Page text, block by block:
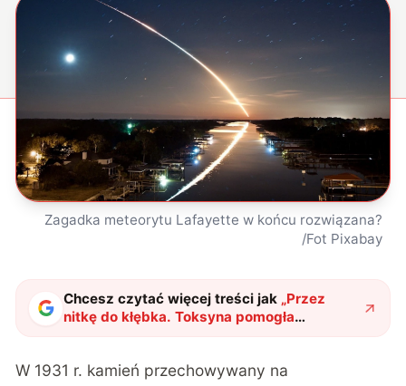
Zagadka meteorytu Lafayette w końcu rozwiązana?
/Fot Pixabay
Chcesz czytać więcej treści jak „Przez
nitkę do kłębka. Toksyna pomogła
rozwikłać zagadkę pochodzenia meteorytu
W 1931 r. kamień przechowywany na